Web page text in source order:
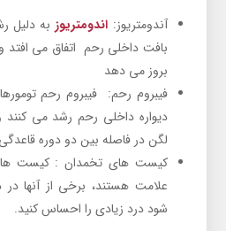
آندومتریوز: اندومتریوز به دلیل
بافت داخلی رحم اتفاق می افتد
بروز می دهد
فیبروم رحم: فیبروم رحم
دیواره داخلی رحم رشد می
لگن در فاصله بین دو دوره
کیست های تخمدان : کیست
علامت هستند، برخی از آنها
شود درد زیادی را احساس کنید.